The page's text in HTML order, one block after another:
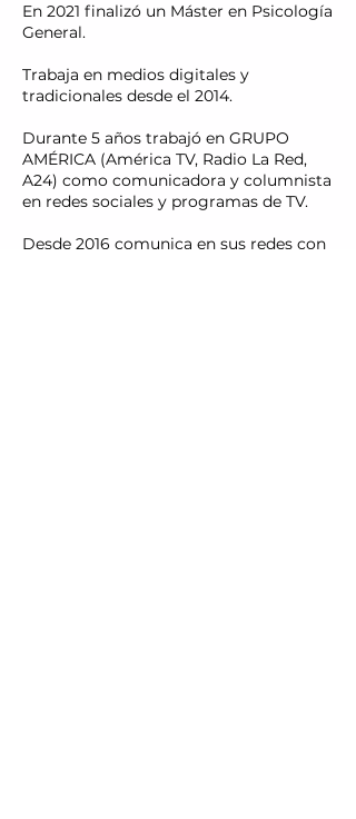
En 2021 finalizó un Máster en Psicología
General.
Trabaja en medios digitales y
tradicionales desde el 2014.
Durante 5 años trabajó en GRUPO
AMÉRICA (América TV, Radio La Red,
A24) como comunicadora y columnista
en redes sociales y programas de TV.
Desde 2016 comunica en sus redes con